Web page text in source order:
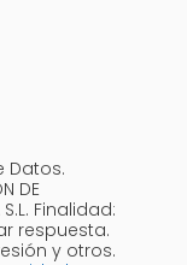
Datos.
DE
S.L. Finalidad:
respuesta.
y otros.